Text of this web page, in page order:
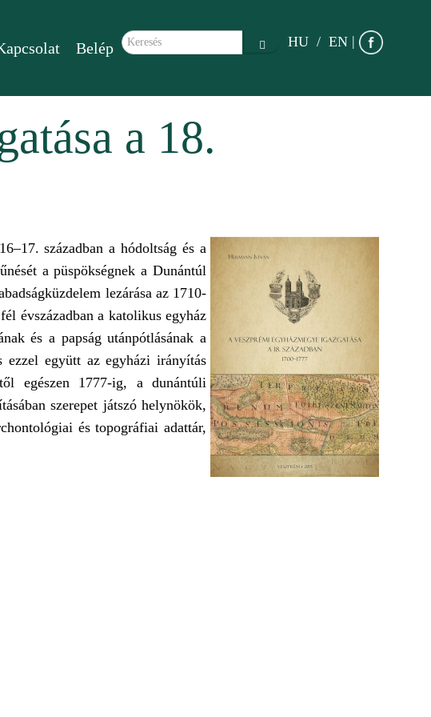
Belép |
HU EN
Keresés űrlap
a 18.
században a hódoltság és a
a püspökségnek a Dunántúl
lezárása az 1710-
évszázadban a katolikus egyház
és a papság utánpótlásának a
ezzel együtt az egyházi irányítás
egészen 1777-ig, a dunántúli
szerepet játszó helynökök,
és topográfiai adattár,